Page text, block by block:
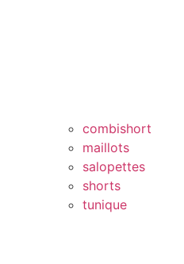
combishort
maillots
salopettes
shorts
tunique